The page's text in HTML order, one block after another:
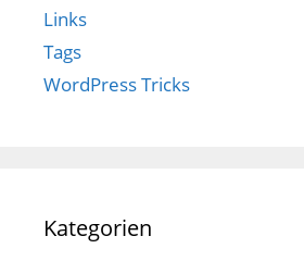
Links
Tags
WordPress Tricks
Kategorien